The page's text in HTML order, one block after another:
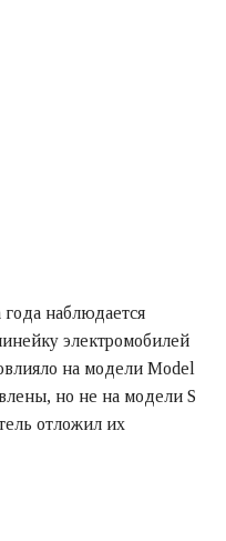
года наблюдается
электромобилей
на модели Model
но не на модели S
отложил их